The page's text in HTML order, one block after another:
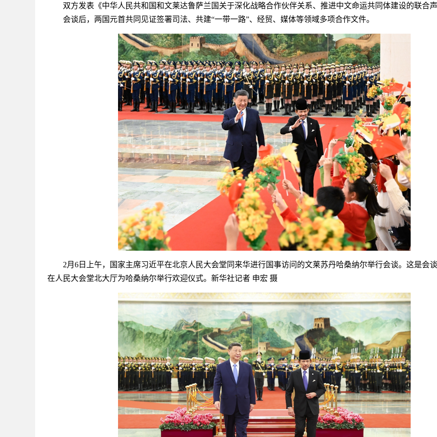
双方发表《中华人民共和国和文莱达鲁萨兰国关于深化战略合作伙伴关系、推进中文命运共同体建设的联合
会谈后，两国元首共同见证签署司法、共建“一带一路”、经贸、媒体等领域多项合作文件。
2月6日上午，国家主席习近平在北京人民大会堂同来华进行国事访问的文莱苏丹哈桑纳尔举行会谈。这是会
在人民大会堂北大厅为哈桑纳尔举行欢迎仪式。新华社记者 申宏 摄